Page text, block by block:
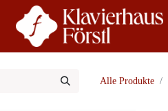
Alle Produkte